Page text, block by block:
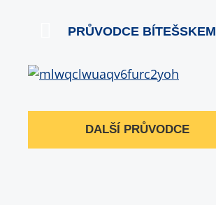
PRŮVODCE BÍTEŠSKEM
DALŠÍ PRŮVODCE